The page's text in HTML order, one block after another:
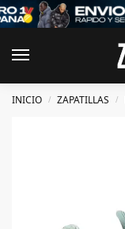
INICIO / ZAPATILLAS /